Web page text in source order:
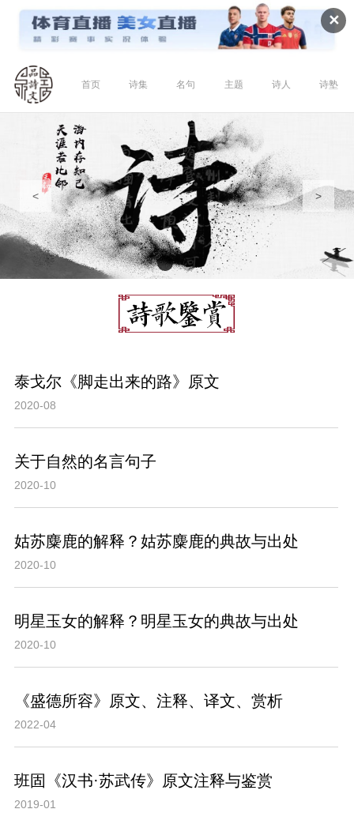
✕
首页 诗集 名句 主题 诗人 诗塾
< >
泰戈尔《脚走出来的路》原文
2020-08
关于自然的名言句子
2020-10
姑苏麋鹿的解释？姑苏麋鹿的典故与出处
2020-10
明星玉女的解释？明星玉女的典故与出处
2020-10
《盛德所容》原文、注释、译文、赏析
2022-04
班固《汉书·苏武传》原文注释与鉴赏
2019-01